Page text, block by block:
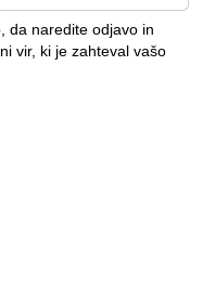
da naredite odjavo in
vir, ki je zahteval vašo